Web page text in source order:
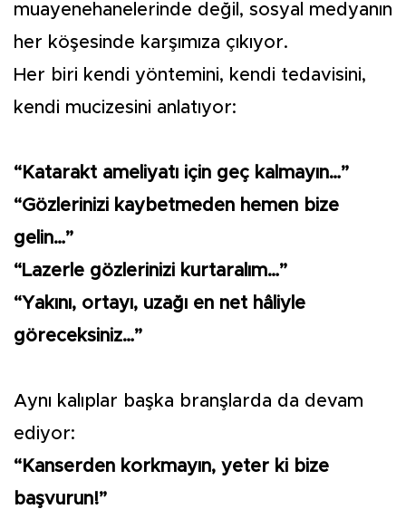
muayenehanelerinde değil, sosyal medyanın
her köşesinde karşımıza çıkıyor.
Her biri kendi yöntemini, kendi tedavisini,
kendi mucizesini anlatıyor:
“Katarakt ameliyatı için geç kalmayın…”
“Gözlerinizi kaybetmeden hemen bize
gelin…”
“Lazerle gözlerinizi kurtaralım…”
“Yakını, ortayı, uzağı en net hâliyle
göreceksiniz…”
Aynı kalıplar başka branşlarda da devam
ediyor:
“Kanserden korkmayın, yeter ki bize
başvurun!”